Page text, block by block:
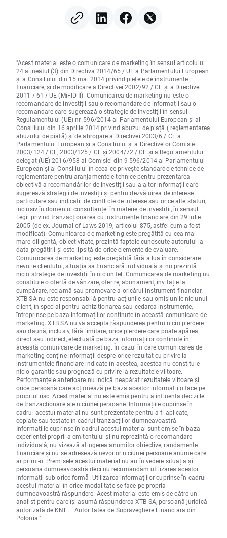
semiconductorilor se află
sub presiune
financiare!
"Acest material este o comunicare de marketing în sensul articolului
24 alineatul (3) din Directiva 2014/65 / UE a Parlamentului European
și a Consiliului din 15 mai 2014 privind piețele de instrumente
financiare, și de modificare a Directivei 2002/92 / CE și a Directivei
2011 / 61 / UE (MiFID II). Comunicarea de marketing nu este o
recomandare de investiții sau o recomandare de informații sau o
recomandare care sugerează o strategie de investiții în sensul
Regulamentului (UE) nr. 596/2014 al Parlamentului European și al
Consiliului din 16 aprilie 2014 privind abuzul de piață ( reglementarea
abuzului de piață) și de abrogare a Directivei 2003/6 / CE a
Parlamentului European și a Consiliului și a Directivelor Comisiei
2003/124 / CE, 2003/125 / CE și 2004/72 / CE și a Regulamentului
delegat (UE) 2016/958 al Comisiei din 9 596/2014 al Parlamentului
European și al Consiliului în ceea ce privește standardele tehnice de
reglementare pentru aranjamentele tehnice pentru prezentarea
obiectivă a recomandărilor de investiții sau a altor informații care
sugerează strategii de investiții și pentru dezvăluirea de interese
particulare sau indicații de conflicte de interese sau orice alte sfaturi,
inclusiv în domeniul consultanței în materie de investiții, în sensul
Legii privind tranzacționarea cu instrumente financiare din 29 iulie
2005 (de ex. Journal of Laws 2019, articolul 875, astfel cum a fost
modificat). Comunicarea de marketing este pregătită cu cea mai
mare diligență, obiectivitate, prezintă faptele cunoscute autorului la
data pregătirii și este lipsită de orice elemente de evaluare.
Comunicarea de marketing este pregătită fără a lua în considerare
nevoile clientului, situația sa financiară individuală și nu prezintă
nicio strategie de investiții în niciun fel. Comunicarea de marketing nu
constituie o ofertă de vânzare, oferire, abonament, invitație la
cumpărare, reclamă sau promovare a oricărui instrument financiar.
XTB SA nu este responsabilă pentru acțiunile sau omisiunile niciunui
client, în special pentru achiziționarea sau cedarea instrumente,
întreprinse pe baza informațiilor conținute în această comunicare de
marketing. XTB SA nu va accepta răspunderea pentru nicio pierdere
sau daună, inclusiv, fără limitare, orice pierdere care poate apărea
direct sau indirect, efectuată pe baza informațiilor conținute în
această comunicare de marketing. În cazul în care comunicarea de
marketing conține informații despre orice rezultat cu privire la
instrumentele financiare indicate în acestea, acestea nu constituie
nicio garanție sau prognoză cu privire la rezultatele viitoare.
Performanțele anterioare nu indică neapărat rezultatele viitoare și
orice persoană care acționează pe baza acestor informații o face pe
propriul risc. Acest material nu este emis pentru a influenta deciziile
de tranzacționare ale niciunei persoane. Informațiile cuprinse în
cadrul acestui material nu sunt prezentate pentru a fi aplicate,
copiate sau testate în cadrul tranzacțiilor dumneavoastră.
Informațiile cuprinse în cadrul acestui material sunt emise în baza
experienței proprii a emitentului și nu reprezintă o recomandare
individuală, nu vizează atingerea anumitor obiective, randamente
financiare și nu se adresează nevoilor niciunei persoane anume care
ar primi-o. Premisele acestui material nu au în vedere situația și
persoana dumneavoastră deci nu recomandăm utilizarea acestor
informații sub orice formă. Utilizarea informațiilor cuprinse în cadrul
acestui material în orice modalitate se face pe propria
dumneavoastră răspundere. Acest material este emis de către un
analist pentru care își asumă răspunderea XTB SA, persoană juridică
autorizată de KNF – Autoritatea de Supraveghere Financiara din
Polonia."